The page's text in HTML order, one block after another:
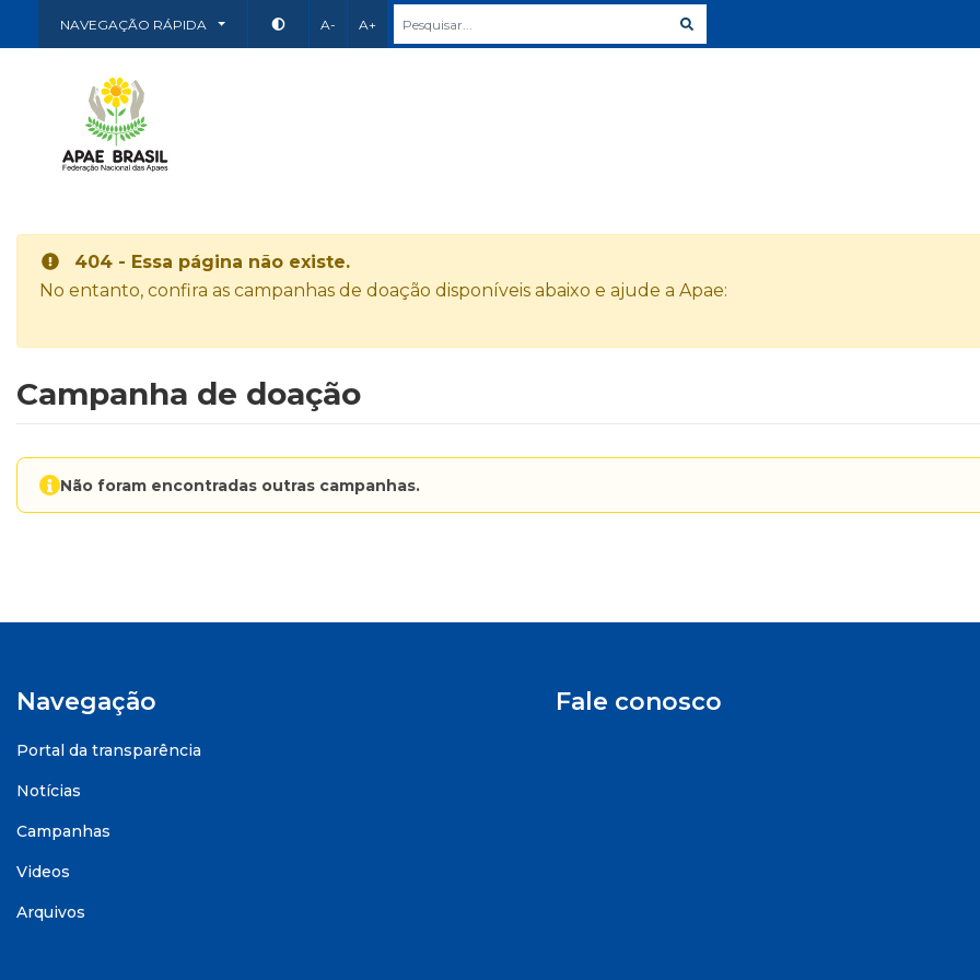
NAVEGAÇÃO RÁPIDA A- A+
404 - Essa página não existe.
No entanto, confira as campanhas de doação disponíveis abaixo e ajude a Apae:
Campanha de doação
Não foram encontradas outras campanhas.
Navegação
Portal da transparência
Notícias
Campanhas
Videos
Arquivos
Fale conosco